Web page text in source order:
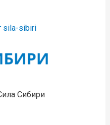
sila-sibiri
Сибири